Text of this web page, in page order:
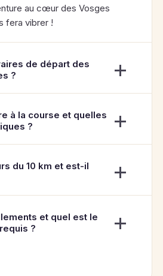
au cœur des Vosges
fera vibrer !
de départ des
?
à la course et quelles
?
du 10 km et est-il
et quel est le
?